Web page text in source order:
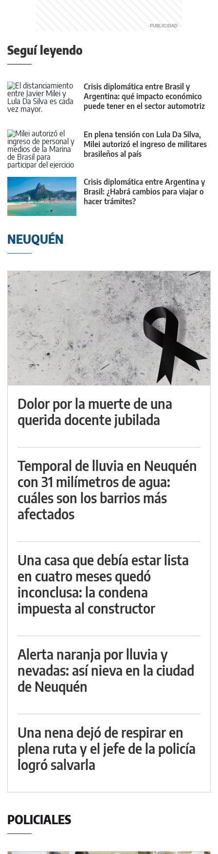
Seguí leyendo
Crisis diplomática entre Brasil y
Argentina: qué impacto económico
puede tener en el sector automotriz
En plena tensión con Lula Da Silva,
Milei autorizó el ingreso de militares
brasileños al país
Crisis diplomática entre Argentina y
Brasil: ¿Habrá cambios para viajar o
hacer trámites?
NEUQUÉN
Dolor por la muerte de una
querida docente jubilada
Temporal de lluvia en Neuquén
con 31 milímetros de agua:
cuáles son los barrios más
afectados
Una casa que debía estar lista
en cuatro meses quedó
inconclusa: la condena
impuesta al constructor
Alerta naranja por lluvia y
nevadas: así nieva en la ciudad
de Neuquén
Una nena dejó de respirar en
plena ruta y el jefe de la policía
logró salvarla
POLICIALES